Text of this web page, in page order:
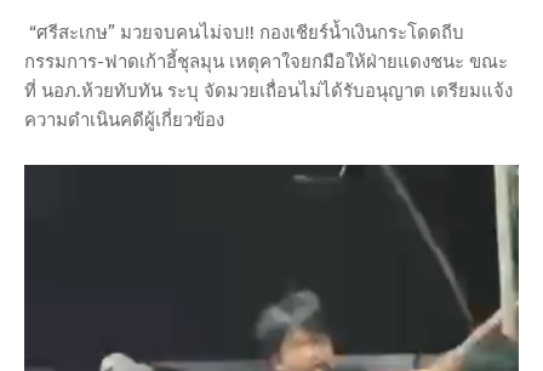
“ศรีสะเกษ” มวยจบคนไม่จบ!! กองเชียร์น้ำเงินกระโดดถีบ
กรรมการ-ฟาดเก้าอี้ชุลมุน เหตุคาใจยกมือให้ฝ่ายแดงชนะ ขณะ
ที่ นอภ.ห้วยทับทัน ระบุ จัดมวยเถื่อนไม่ได้รับอนุญาต เตรียมแจ้ง
ความดำเนินคดีผู้เกี่ยวข้อง